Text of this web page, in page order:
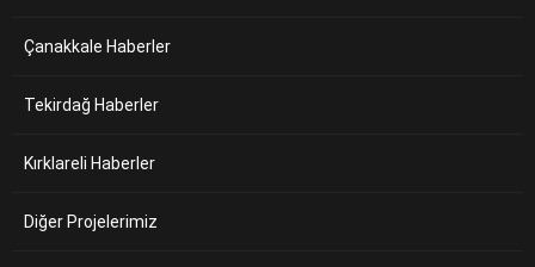
Çanakkale Haberler
Tekirdağ Haberler
Kırklareli Haberler
Diğer Projelerimiz